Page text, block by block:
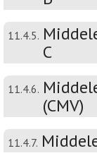
11.4.5.
C
11.4.6.
(CMV)
11.4.7.